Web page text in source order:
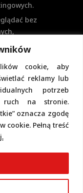
cookie, aby
reklamy lub
potrzeb
ruch na stronie.
oznacza zgodę
cookie. Pełną treść
bez
nie
się